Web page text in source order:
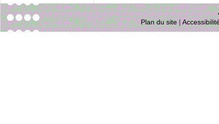
Plan du site|